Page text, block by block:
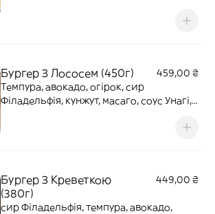
Бургер З Лососем (450г)
459,00 ₴
Темпура, авокадо, огірок, сир
Філадельфія, кунжут, масаго, соус Унагі,
Бургер З Креветкою
(380г)
449,00 ₴
сир Філадельфія, темпура, авокадо,